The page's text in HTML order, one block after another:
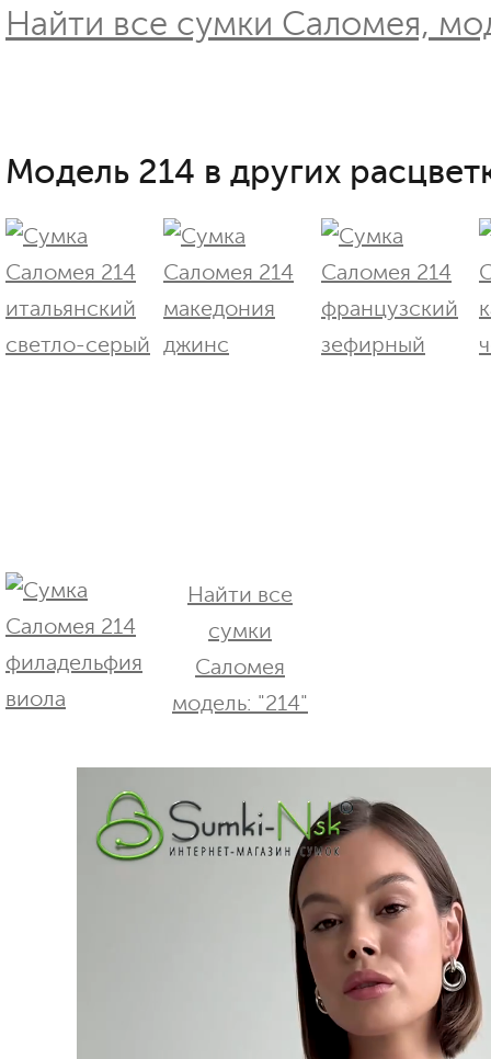
Найти все сумки Саломея,
Модель 214 в других
Найти все
сумки
Саломея
модель: "214"